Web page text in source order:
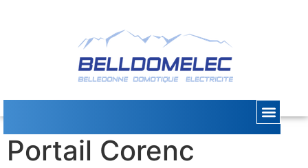
Dépannage Moteur
Portail Corenc